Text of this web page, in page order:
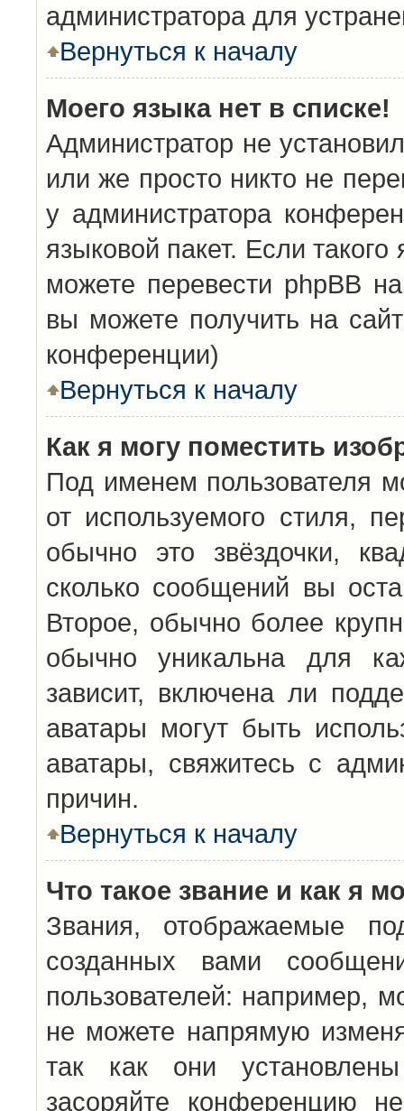
администратора для
Вернуться к началу
Моего языка нет в списке!
Администратор не
или же просто никто не
у администратора
языковой пакет. Если
можете перевести phpBB
вы можете получить на
конференции)
Вернуться к началу
Как я могу поместить
Под именем пользователя
от используемого стиля,
обычно это звёздочки,
сколько сообщений вы
Второе, обычно более
обычно уникальна для
зависит, включена ли
аватары могут быть
аватары, свяжитесь с
причин.
Вернуться к началу
Что такое звание и как я
Звания, отображаемые
созданных вами
пользователей: например,
не можете напрямую
так как они
засоряйте конференцию